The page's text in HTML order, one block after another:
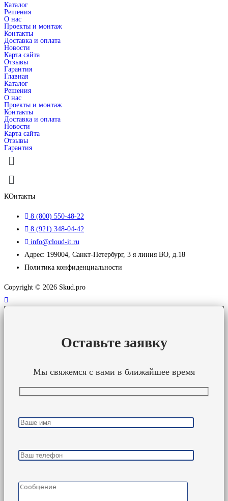
Каталог
Решения
О нас
Проекты и монтаж
Контакты
Доставка и оплата
Новости
Карта сайта
Отзывы
Гарантия
Главная
Каталог
Решения
О нас
Проекты и монтаж
Контакты
Доставка и оплата
Новости
Карта сайта
Отзывы
Гарантия
Меню
Меню
КОнтакты
8 (800) 550-48-22
8 (921) 348-04-42
info@cloud-it.ru
Адрес: 199004, Санкт-Петербург, 3 я линия ВО, д.18
Политика конфиденциальности
Copyright © 2026 Skud.pro
Оставьте заявку
Мы свяжемся с вами в ближайшее время